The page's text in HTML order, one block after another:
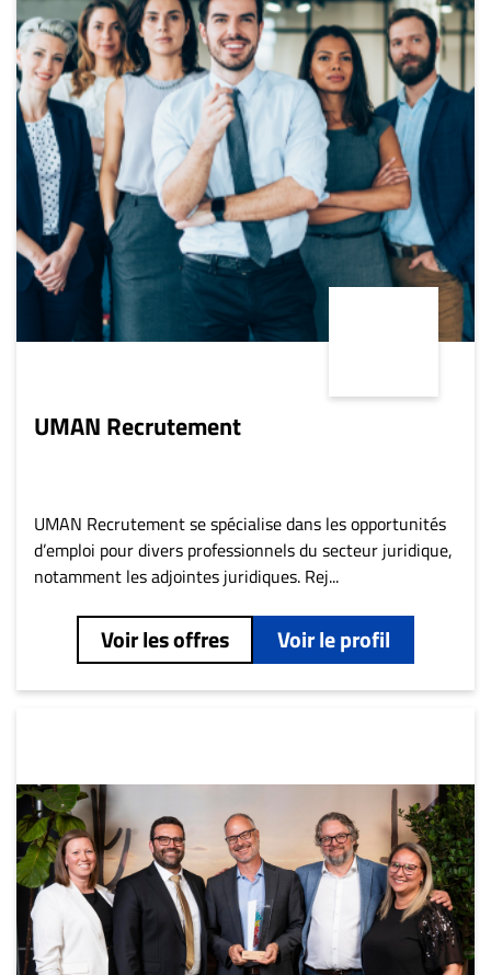
Archives
CARRIÈRE
ET
EMPLOIS
AVOCATS
ET
JURISTES
Offres
Formation
Scoop?
ET
ENTREPRISES
Espace
entreprises
Publier
Publicité
Solutions de
recrutements
TROUVEZ-
NOUS
UMAN Recrutement
UMAN Recrutement se spécialise dans les opportunités
d’emploi pour divers professionnels du secteur juridique,
notamment les adjointes juridiques. Rej...
Voir les offres Voir le profil